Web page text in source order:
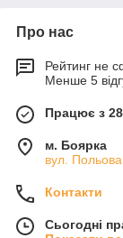
Про нас
Рейтинг не
Менше 5
Працює з
м. Боярка
вул.
Контакти
Сьогодні